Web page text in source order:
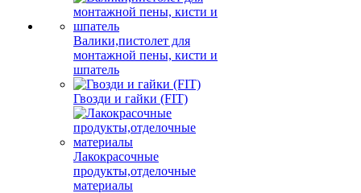
Валики,пистолет для
монтажной пены, кисти и
шпатель
Гвозди и гайки (FIT)
Лакокрасочные
продукты,отделочные
материалы